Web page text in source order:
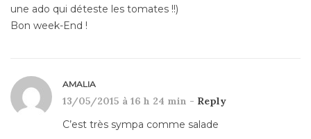
une ado qui déteste les tomates !!)
Bon week-End !
AMALIA
13/05/2015 à 16 h 24 min - Reply
C’est très sympa comme salade